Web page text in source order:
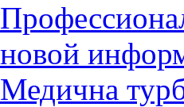
новой
Медична